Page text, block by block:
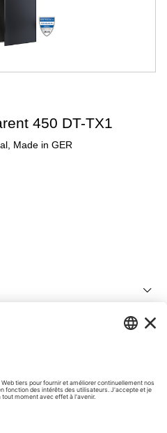
450 DT-TX1
Made in GER